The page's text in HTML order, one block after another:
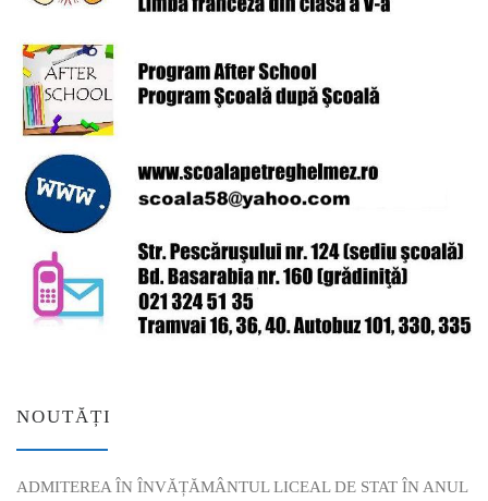
NOUTĂȚI
ADMITEREA ÎN ÎNVĂȚĂMÂNTUL LICEAL DE STAT ÎN ANUL